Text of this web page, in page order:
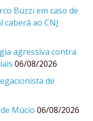
Buzzi em caso de
ao CNJ
agressiva contra
06/08/2026
de
Múcio 06/08/2026